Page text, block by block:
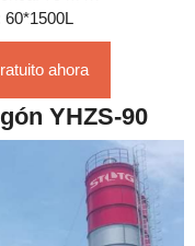
60*1500L
ahora
YHZS-90